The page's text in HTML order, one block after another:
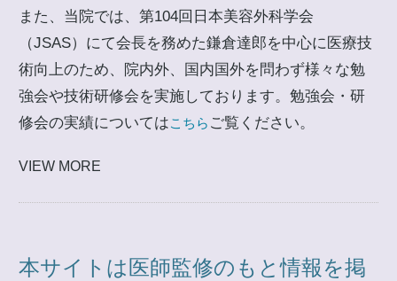
また、当院では、第104回日本美容外科学会
（JSAS）にて会長を務めた鎌倉達郎を中心に医療技
術向上のため、院内外、国内国外を問わず様々な勉
強会や技術研修会を実施しております。勉強会・研
修会の実績についてはこちら ご覧ください。
VIEW MORE
本サイトは医師監修のもと情報を掲